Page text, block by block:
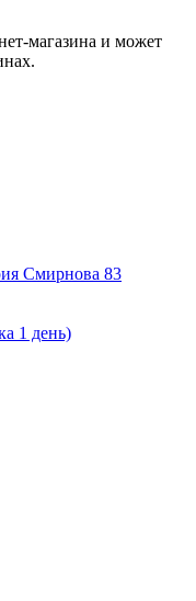
магазина и может
Смирнова 83
1 день)